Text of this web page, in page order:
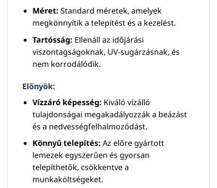
Méret: Standard méretek, amelyek
megkönnyítik a telepítést és a kezelést.
Tartósság: Ellenáll az időjárási
viszontagságoknak, UV-sugárzásnak, és
nem korrodálódik.
Előnyök:
Vízzáró képesség: Kiváló vízálló
tulajdonságai megakadályozzák a beázást
és a nedvességfelhalmozódást.
Könnyű telepítés: Az előre gyártott
lemezek egyszerűen és gyorsan
telepíthetők, csökkentve a
munkaköltségeket.